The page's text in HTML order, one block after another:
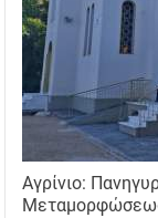
Αγρίνιο: